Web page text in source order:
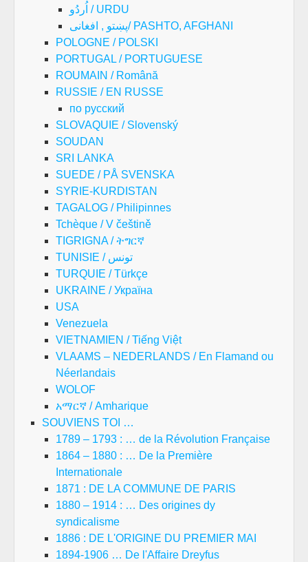
اُردُو / URDU
پښتو , افغانی/ PASHTO, AFGHANI
POLOGNE / POLSKI
PORTUGAL / PORTUGUESE
ROUMAIN / Română
RUSSIE / EN RUSSE
по русский
SLOVAQUIE / Slovenský
SOUDAN
SRI LANKA
SUEDE / PÅ SVENSKA
SYRIE-KURDISTAN
TAGALOG / Philipinnes
Tchèque / V češtině
TIGRIGNA / ትግርኛ
TUNISIE / تونس
TURQUIE / Türkçe
UKRAINE / Україна
USA
Venezuela
VIETNAMIEN / Tiếng Việt
VLAAMS – NEDERLANDS / En Flamand ou
Néerlandais
WOLOF
አማርኛ / Amharique
SOUVIENS TOI …
1789 – 1793 : … de la Révolution Française
1864 – 1880 : … De la Première
Internationale
1871 : DE LA COMMUNE DE PARIS
1880 – 1914 : … Des origines dy
syndicalisme
1886 : DE L'ORIGINE DU PREMIER MAI
1894-1906 … De l'Affaire Dreyfus